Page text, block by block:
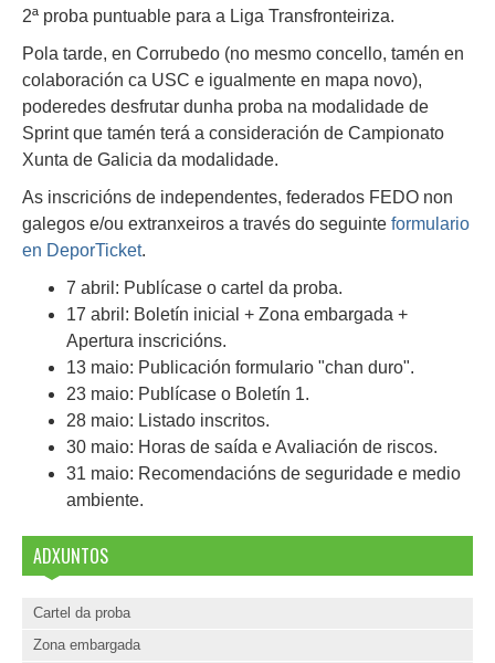
2ª proba puntuable para a Liga Transfronteiriza.
Pola tarde, en Corrubedo (no mesmo concello, tamén en
colaboración ca USC e igualmente en mapa novo),
poderedes desfrutar dunha proba na modalidade de
Sprint que tamén terá a consideración de Campionato
Xunta de Galicia da modalidade.
As inscricións de independentes, federados FEDO non
galegos e/ou extranxeiros a través do seguinte formulario
en DeporTicket.
7 abril: Publícase o cartel da proba.
17 abril: Boletín inicial + Zona embargada +
Apertura inscricións.
13 maio: Publicación formulario "chan duro".
23 maio: Publícase o Boletín 1.
28 maio: Listado inscritos.
30 maio: Horas de saída e Avaliación de riscos.
31 maio: Recomendacións de seguridade e medio
ambiente.
ADXUNTOS
Cartel da proba
Zona embargada